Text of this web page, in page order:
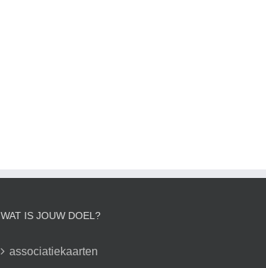
WAT IS JOUW DOEL?
associatiekaarten